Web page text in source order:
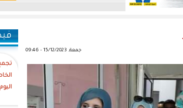
جمعة, 15/12/2023 - 09:46